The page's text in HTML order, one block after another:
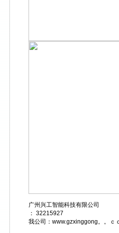
广州兴工智能科技有限公司
： 32215927
我公司：www.gzxinggong。。ｃ